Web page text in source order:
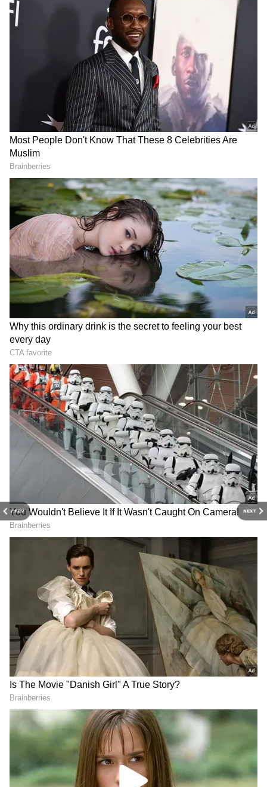
PREV NEXT
పవన్ కల్యాణ్ అంటేనే కాదు.. ఆయన టైటిల్ అంటే కూడా
క్రేజ్ మామూలుగా ఉండదు. ఆయన సినిమా టైటిల్స్ కి
కూడా ఒక ఇమేజ్ .. ఒక క్రేజ్ ఉంటాయి. అందుకే ఈ మధ్య
యంగ్ హీరోలు పవర్ స్టార్ టైటిల్స్ ను వాడటం మొదలు
పెట్టారు. ఆ టైటిల్ తో క్రేజ్ పెరుగుతుందని.. ఫ్యాన్స్ లో
దూసుకుపోతుందని అభిప్రాయం.
3
7
గతంలో చాలా మంది చాలా సినిమాల టైటిల్స్ ను తమ
సినిమాల కోసం వాడుకున్నారు. అందులో ఈమధ్య పవర్
స్టార్ పవన్ కల్యాణ్ టైటిల్స్ ను ఎక్కువగా వాడి హిట్
కొట్టాలని చూస్తున్నారు. అందులో ముందుగా మెగా ప్రిన్స్
వరుణ్ తేజ్ ఉండగా.. ఆతరువాత రౌడీ హీరో విజయ్
దేవరకొండ కూడా ఉన్నాడు.